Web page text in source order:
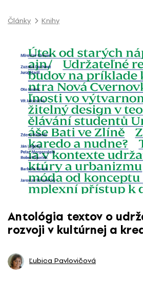
Články Knihy
Antológia textov o
rozvoji v kultúrnej a
Ľubica Pavlovičová